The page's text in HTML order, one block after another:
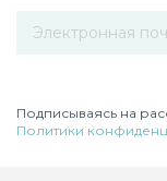
Подписываясь на
Политики